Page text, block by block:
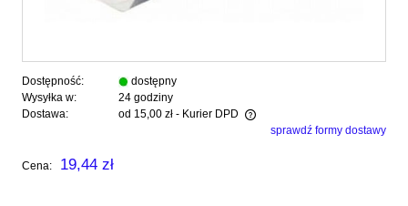
Dostępność:
dostępny
Wysyłka w:
24 godziny
Dostawa:
od 15,00 zł - Kurier DPD
Cena nie zawiera ewentualnych kosztów płatnościsprawdź formy dostawy
Cena: 19,44 zł